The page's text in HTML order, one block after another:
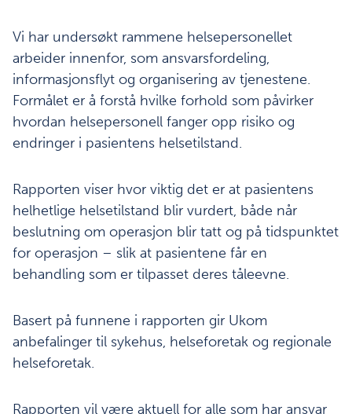
Vi har undersøkt rammene helsepersonellet
arbeider innenfor, som ansvarsfordeling,
informasjonsflyt og organisering av tjenestene.
Formålet er å forstå hvilke forhold som påvirker
hvordan helsepersonell fanger opp risiko og
endringer i pasientens helsetilstand.
Rapporten viser hvor viktig det er at pasientens
helhetlige helsetilstand blir vurdert, både når
beslutning om operasjon blir tatt og på tidspunktet
for operasjon – slik at pasientene får en
behandling som er tilpasset deres tåleevne.
Basert på funnene i rapporten gir Ukom
anbefalinger til sykehus, helseforetak og regionale
helseforetak.
Rapporten vil være aktuell for alle som har ansvar